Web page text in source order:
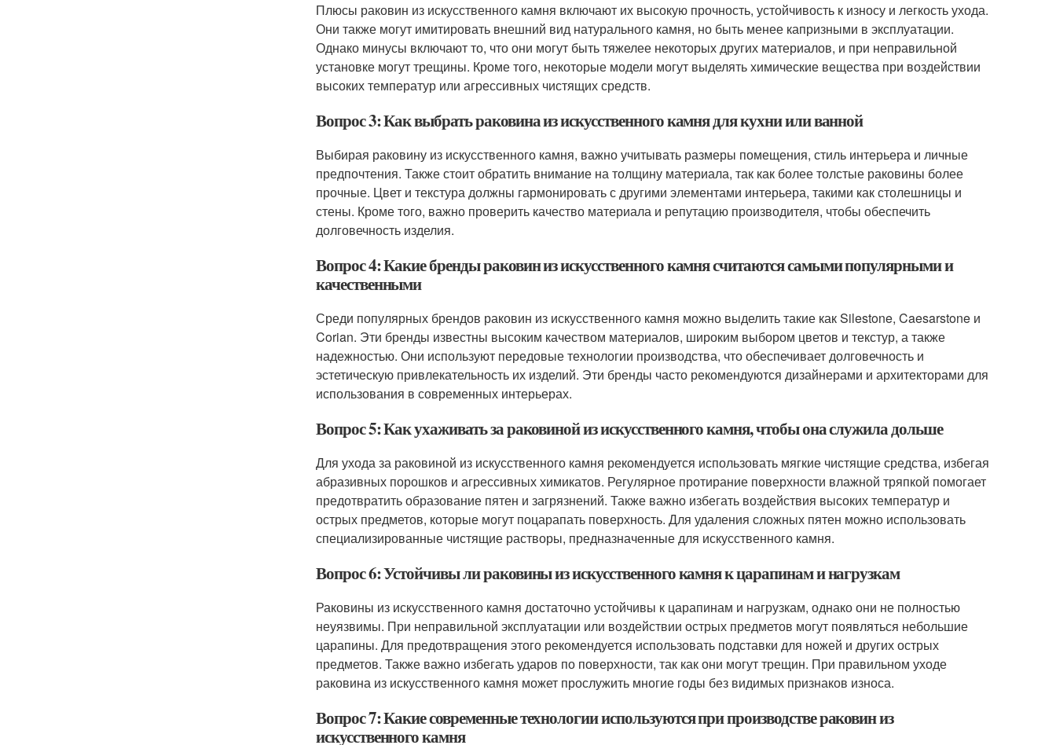
Плюсы раковин из искусственного камня включают их высокую прочность, устойчивость к износу и легкость ухода.
Они также могут имитировать внешний вид натурального камня, но быть менее капризными в эксплуатации.
Однако минусы включают то, что они могут быть тяжелее некоторых других материалов, и при неправильной
установке могут трещины. Кроме того, некоторые модели могут выделять химические вещества при воздействии
высоких температур или агрессивных чистящих средств.
Вопрос 3: Как выбрать раковина из искусственного камня для кухни или ванной
Выбирая раковину из искусственного камня, важно учитывать размеры помещения, стиль интерьера и личные
предпочтения. Также стоит обратить внимание на толщину материала, так как более толстые раковины более
прочные. Цвет и текстура должны гармонировать с другими элементами интерьера, такими как столешницы и
стены. Кроме того, важно проверить качество материала и репутацию производителя, чтобы обеспечить
долговечность изделия.
Вопрос 4: Какие бренды раковин из искусственного камня считаются самыми популярными и
качественными
Среди популярных брендов раковин из искусственного камня можно выделить такие как Silestone, Caesarstone и
Corian. Эти бренды известны высоким качеством материалов, широким выбором цветов и текстур, а также
надежностью. Они используют передовые технологии производства, что обеспечивает долговечность и
эстетическую привлекательность их изделий. Эти бренды часто рекомендуются дизайнерами и архитекторами для
использования в современных интерьерах.
Вопрос 5: Как ухаживать за раковиной из искусственного камня, чтобы она служила дольше
Для ухода за раковиной из искусственного камня рекомендуется использовать мягкие чистящие средства, избегая
абразивных порошков и агрессивных химикатов. Регулярное протирание поверхности влажной тряпкой помогает
предотвратить образование пятен и загрязнений. Также важно избегать воздействия высоких температур и
острых предметов, которые могут поцарапать поверхность. Для удаления сложных пятен можно использовать
специализированные чистящие растворы, предназначенные для искусственного камня.
Вопрос 6: Устойчивы ли раковины из искусственного камня к царапинам и нагрузкам
Раковины из искусственного камня достаточно устойчивы к царапинам и нагрузкам, однако они не полностью
неуязвимы. При неправильной эксплуатации или воздействии острых предметов могут появляться небольшие
царапины. Для предотвращения этого рекомендуется использовать подставки для ножей и других острых
предметов. Также важно избегать ударов по поверхности, так как они могут трещин. При правильном уходе
раковина из искусственного камня может прослужить многие годы без видимых признаков износа.
Вопрос 7: Какие современные технологии используются при производстве раковин из
искусственного камня